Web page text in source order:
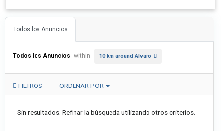
Todos los Anuncios
Todos los Anuncios within 10 km around Alvaro
FILTROS ORDENAR POR
Sin resultados. Refinar la búsqueda utilizando otros criterios.